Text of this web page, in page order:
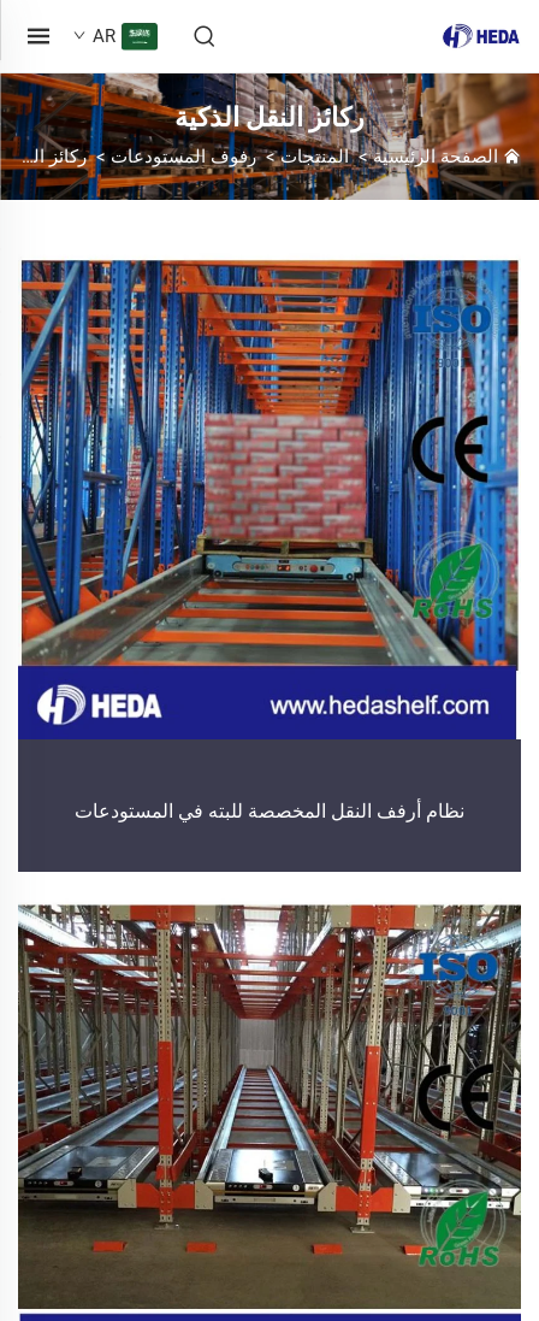
AR
ركائز النقل الذكية
الصفحة الرئيسية>المنتجات>رفوف المستودعات >ركائز النقل الذكية
نظام أرفف النقل المخصصة للبته في المستودعات